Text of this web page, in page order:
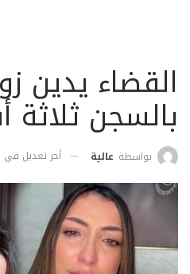
القضاء يدين
بالسجن ثلاثة
بواسطة عالية أخر تعديل في